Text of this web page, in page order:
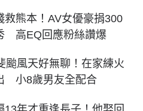
救熊本！AV女優豪捐300
高EQ回應粉絲讚爆
颱風天好無聊！在家練火
小8歲男友全配合